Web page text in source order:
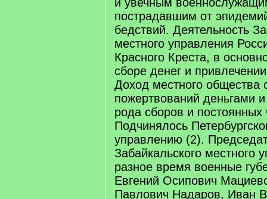
пострадавшим от
бедствий. Деятельность
местного управления
Красного Креста, в
сборе денег и
Доход местного общества
пожертвований деньгами
рода сборов и постоянных
Подчинялось
управлению (2).
Забайкальского местного
разное время военные
Евгений Осипович
Павлович Надаров, Иван